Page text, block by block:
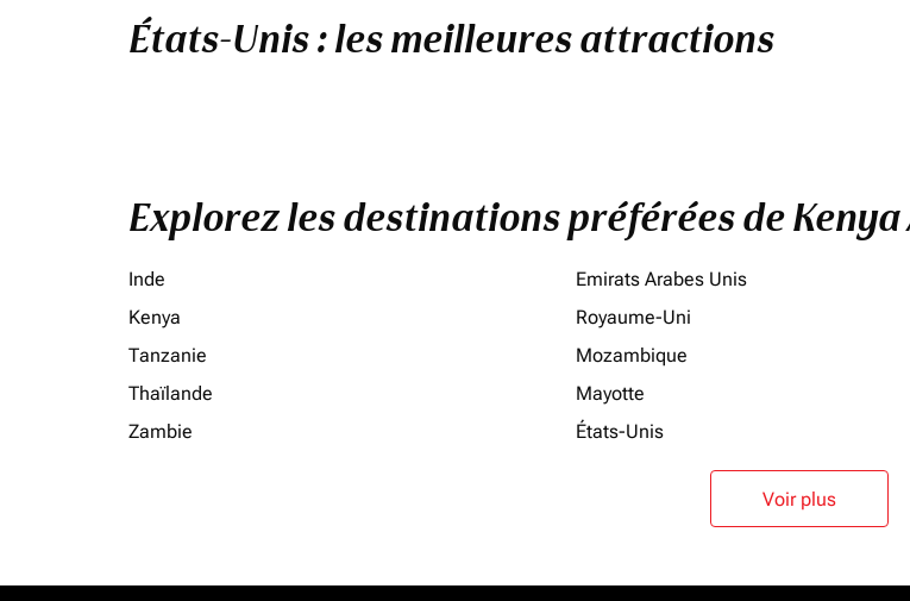
États-Unis : les meilleures attractions
Explorez les destinations préférées de
Inde Emirats Arabes Unis
Kenya
Royaume-Uni
Tanzanie
Mozambique
Thaïlande
Mayotte
Zambie
États-Unis
Voir plus